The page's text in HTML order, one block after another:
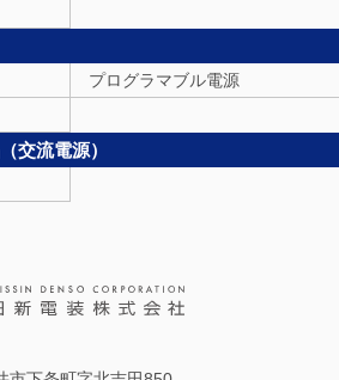
プログラマブル電源
交流電源）